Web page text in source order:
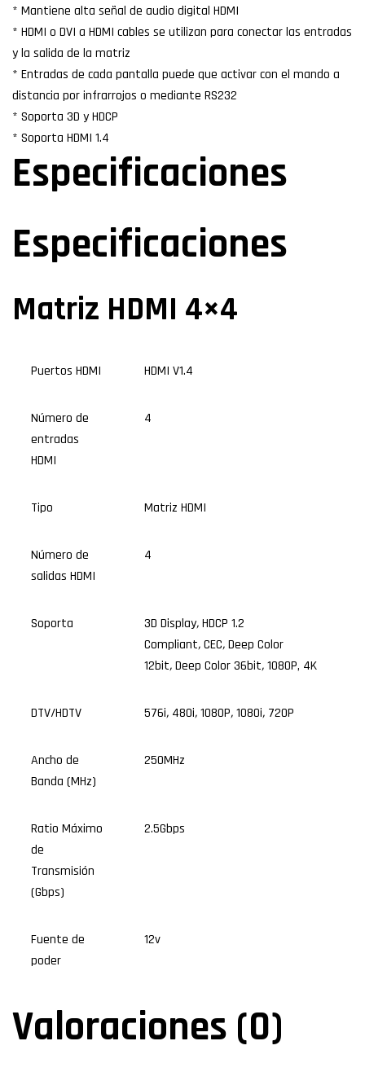
* Mantiene alta señal de audio digital HDMI
* HDMI o DVI a HDMI cables se utilizan para conectar las entradas
y la salida de la matriz
* Entradas de cada pantalla puede que activar con el mando a
distancia por infrarrojos o mediante RS232
* Soporta 3D y HDCP
* Soporta HDMI 1.4
Especificaciones
Especificaciones
Matriz HDMI 4×4
Puertos HDMI HDMI V1.4
Número de
entradas
HDMI
4
Tipo Matriz HDMI
Número de
salidas HDMI
4
Soporta 3D Display,HDCP 1.2
Compliant,CEC,Deep Color
12bit,Deep Color 36bit,1080P, 4K
DTV/HDTV 576i,480i,1080P,1080i,720P
Ancho de
Banda (MHz)
250MHz
Ratio Máximo
de
Transmisión
(Gbps)
2.5Gbps
Fuente de
poder
12v
Valoraciones (0)